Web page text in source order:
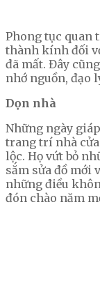
Phong tục quan
thành kính đối
đã mất. Đây
nhớ nguồn, đạo
Dọn nhà
Những ngày
trang trí nhà
lộc. Họ vứt bỏ
sắm sửa đồ mới
những điều
đón chào năm